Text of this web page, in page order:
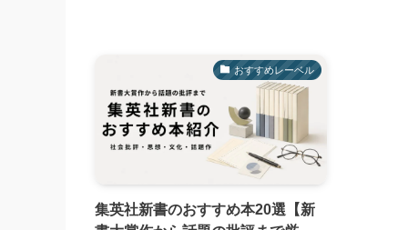
おすすめレーベル
集英社新書のおすすめ本20選【新